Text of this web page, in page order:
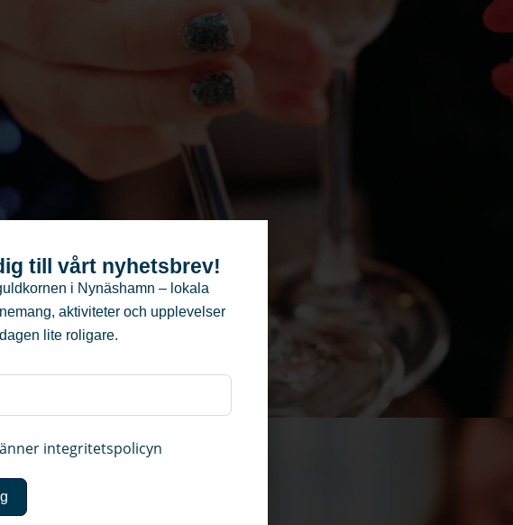
till vårt nyhetsbrev!
i Nynäshamn – lokala
aktiviteter och upplevelser
lite roligare.
integritetspolicyn